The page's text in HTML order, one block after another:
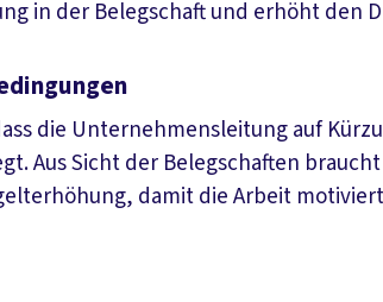
in der Belegschaft und erhöht den
die Unternehmensleitung auf
Aus Sicht der Belegschaften
damit die Arbeit